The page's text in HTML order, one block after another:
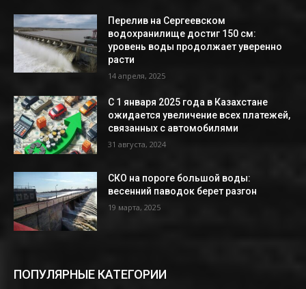
Перелив на Сергеевском
водохранилище достиг 150 см:
уровень воды продолжает уверенно
расти
14 апреля, 2025
С 1 января 2025 года в Казахстане
ожидается увеличение всех платежей,
связанных с автомобилями
31 августа, 2024
СКО на пороге большой воды:
весенний паводок берет разгон
19 марта, 2025
ПОПУЛЯРНЫЕ КАТЕГОРИИ